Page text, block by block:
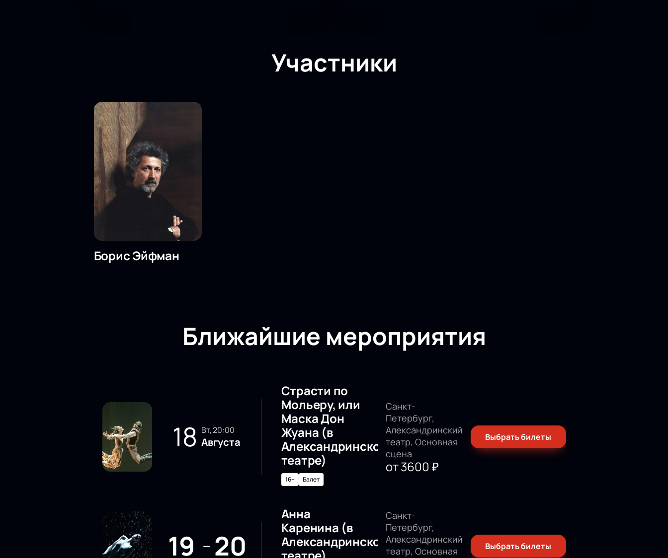
Участники
Борис Эйфман
Ближайшие мероприятия
18 вт, 20:00
Августа
Страсти по
Мольеру, или
Маска Дон
Жуана (в
Александринском
театре)
16+ Балет
Санкт-
Петербург,
Александринский
театр, Основная
сцена
от3600 ₽
Выбрать билеты
19 — 20
Анна
Каренина (в
Александринском
Санкт-
Петербург,
Александринский
театр, Основная
Выбрать билеты